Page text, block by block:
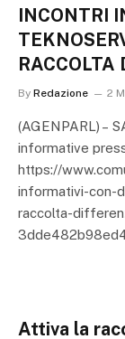
INCONTRI
RACCOLTA
By Redazione 2
(AGENPARL) –
informative
https://
informativi-con-
raccolta-
Attiva la